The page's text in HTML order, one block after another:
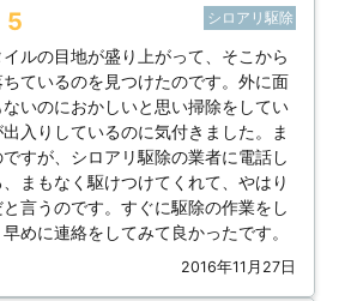
5 シロアリ駆除
ルの目地が盛り上がって、そこから
ているのを見つけたのです。外に面
いのにおかしいと思い掃除をしてい
入りしているのに気付きました。ま
すが、シロアリ駆除の業者に電話し
まもなく駆けつけてくれて、やはり
言うのです。すぐに駆除の作業をし
めに連絡をしてみて良かったです。
2016年11月27日